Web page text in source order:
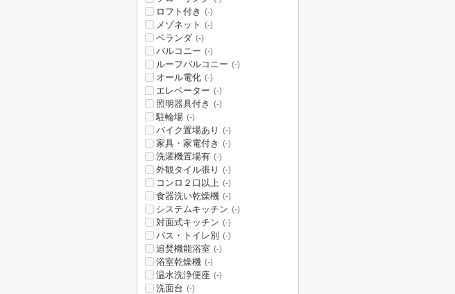
ロフト付き (-)
メゾネット (-)
ベランダ (-)
バルコニー (-)
ルーフバルコニー (-)
オール電化 (-)
エレベーター (-)
照明器具付き (-)
駐輪場 (-)
バイク置場あり (-)
家具・家電付き (-)
洗濯機置場有 (-)
外観タイル張り (-)
コンロ２口以上 (-)
食器洗い乾燥機 (-)
システムキッチン (-)
対面式キッチン (-)
バス・トイレ別 (-)
追焚機能浴室 (-)
浴室乾燥機 (-)
温水洗浄便座 (-)
洗面台 (-)